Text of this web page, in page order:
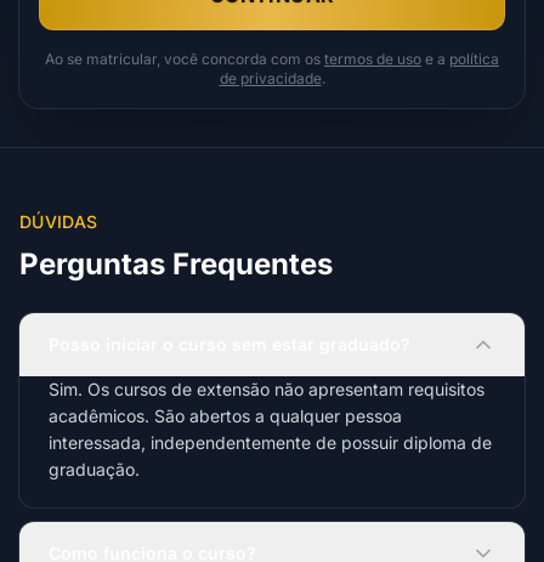
Ao se matricular, você concorda com os termos de uso e a política
de privacidade.
DÚVIDAS
Perguntas Frequentes
Sim. Os cursos de extensão não apresentam requisitos
acadêmicos. São abertos a qualquer pessoa
interessada, independentemente de possuir diploma de
graduação.